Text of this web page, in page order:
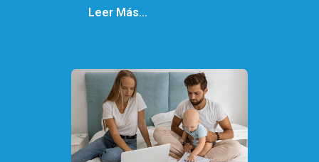
Leer Más...